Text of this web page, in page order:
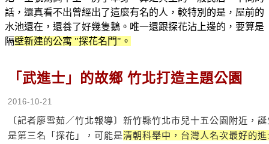
話，還真看不出曾經出了這麼有名的人，較特別的是，屋前的
水池還在，還養了好幾隻鵝。唯一還跟探花沾上邊的，要算是
隔壁新建的公寓 "探花名門"。
「武進士」的故鄉 竹北打造主題公園
2016-10-21
〔記者廖雪茹／竹北報導〕新竹縣竹北市兒十五公園附近，
是第三名「探花」，可能是清朝科舉中，台灣人名次最好的進